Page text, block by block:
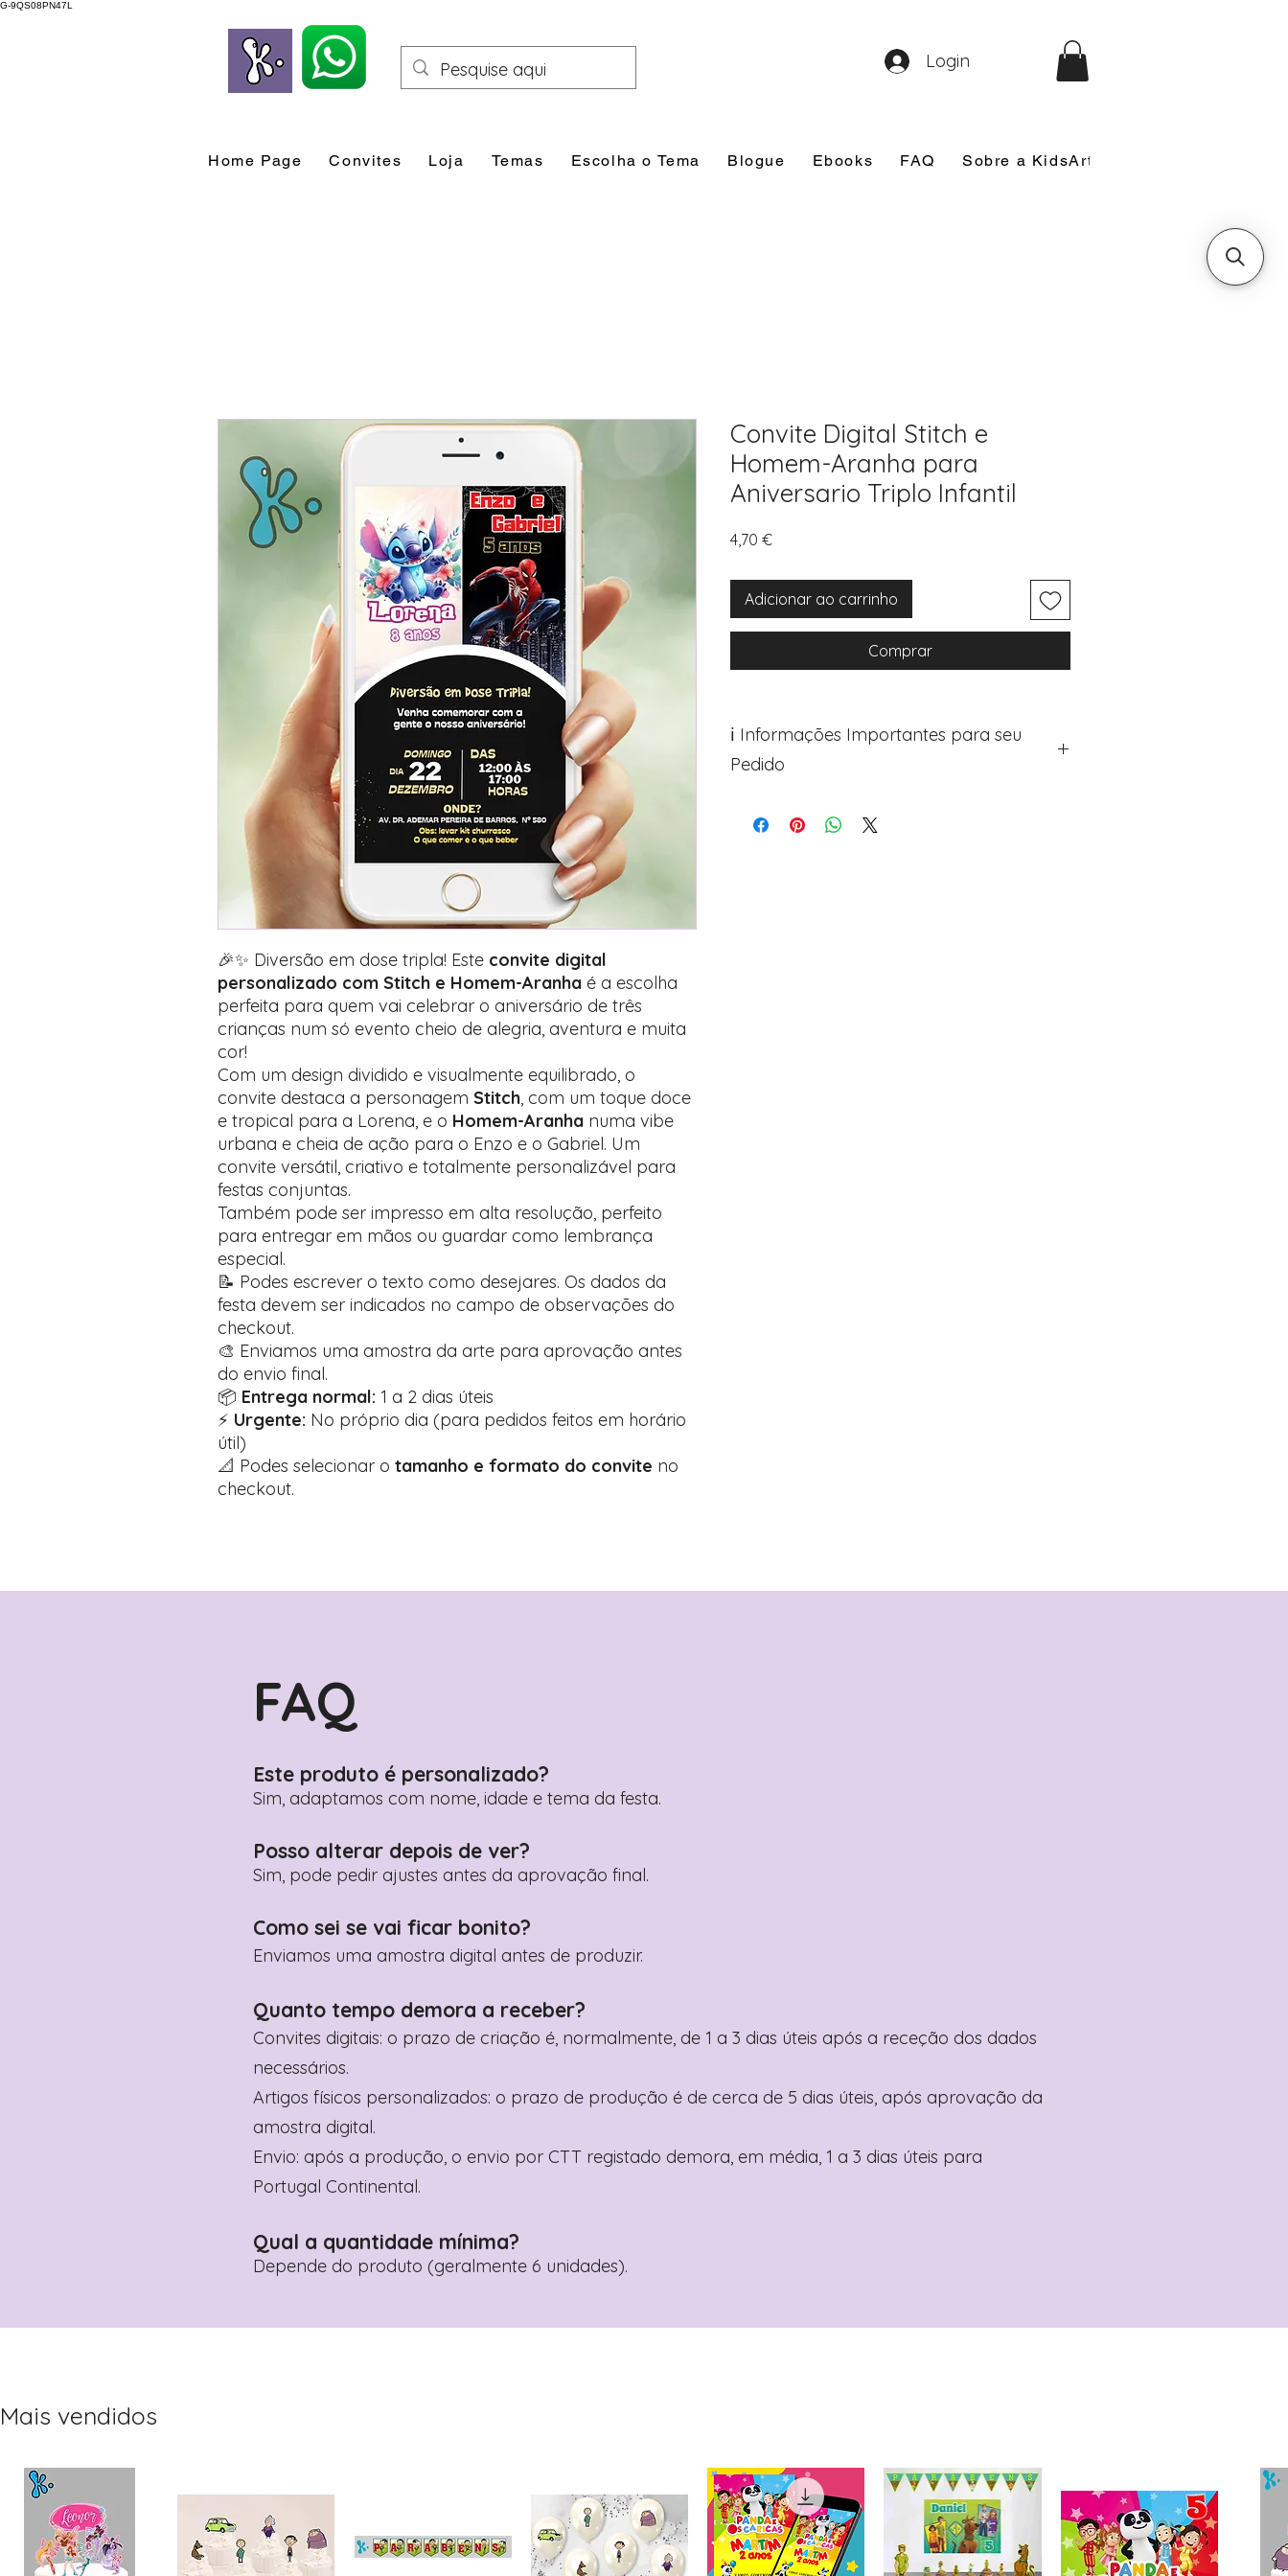
G-9QS08PN47L
Home Page Convites Loja Temas Escolha o Tema Blogue Ebooks FAQ Sobre a KidsArt
Login
🎉✨ Diversão em dose tripla! Este convite digital
personalizado com Stitch e Homem-Aranha é a escolha
perfeita para quem vai celebrar o aniversário de três
crianças num só evento cheio de alegria, aventura e muita
cor!
Com um design dividido e visualmente equilibrado, o
convite destaca a personagem Stitch, com um toque doce
e tropical para a Lorena, e o Homem-Aranha numa vibe
urbana e cheia de ação para o Enzo e o Gabriel. Um
convite versátil, criativo e totalmente personalizável para
festas conjuntas.
Também pode ser impresso em alta resolução, perfeito
para entregar em mãos ou guardar como lembrança
especial.
📝 Podes escrever o texto como desejares. Os dados da
festa devem ser indicados no campo de observações do
checkout.
🎨 Enviamos uma amostra da arte para aprovação antes
do envio final.
📦 Entrega normal: 1 a 2 dias úteis
⚡ Urgente: No próprio dia (para pedidos feitos em horário
útil)
📐 Podes selecionar o tamanho e formato do convite no
checkout.
Convite Digital Stitch e
Homem-Aranha para
Aniversario Triplo Infantil
4,70 €Preço
Adicionar ao carrinho
Comprar
ℹ️ Informações Importantes para seu
Pedido
Avance para a página de checkout (próximo passo
FAQ
Este produto é personalizado?
Sim, adaptamos com nome, idade e tema da festa.
Posso alterar depois de ver?
Sim, pode pedir ajustes antes da aprovação final.
Como sei se vai ficar bonito?
Enviamos uma amostra digital antes de produzir.
Quanto tempo demora a receber?
Convites digitais: o prazo de criação é, normalmente, de 1 a 3 dias úteis após a receção dos dados
necessários.
Artigos físicos personalizados: o prazo de produção é de cerca de 5 dias úteis, após aprovação da
amostra digital.
Envio: após a produção, o envio por CTT registado demora, em média, 1 a 3 dias úteis para
Portugal Continental.
Qual a quantidade mínima?
Depende do produto (geralmente 6 unidades).
Mais vendidos